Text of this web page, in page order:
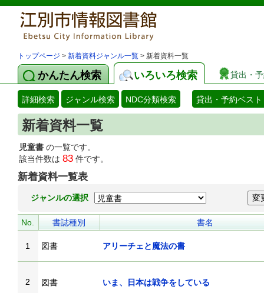
トップページ > 新着資料ジャンル一覧 > 新着資料一覧
かんたん検索 いろいろ検索 貸出・
詳細検索 ジャンル検索 NDC分類検索 貸出・予約ベスト
新着資料一覧
児童書 の一覧です。
該当件数は 83 件です。
新着資料一覧表
ジャンルの選択
No. 書誌種別 書名
1 図書 アリーチェと魔法の書
2 図書 いま、日本は戦争をしている